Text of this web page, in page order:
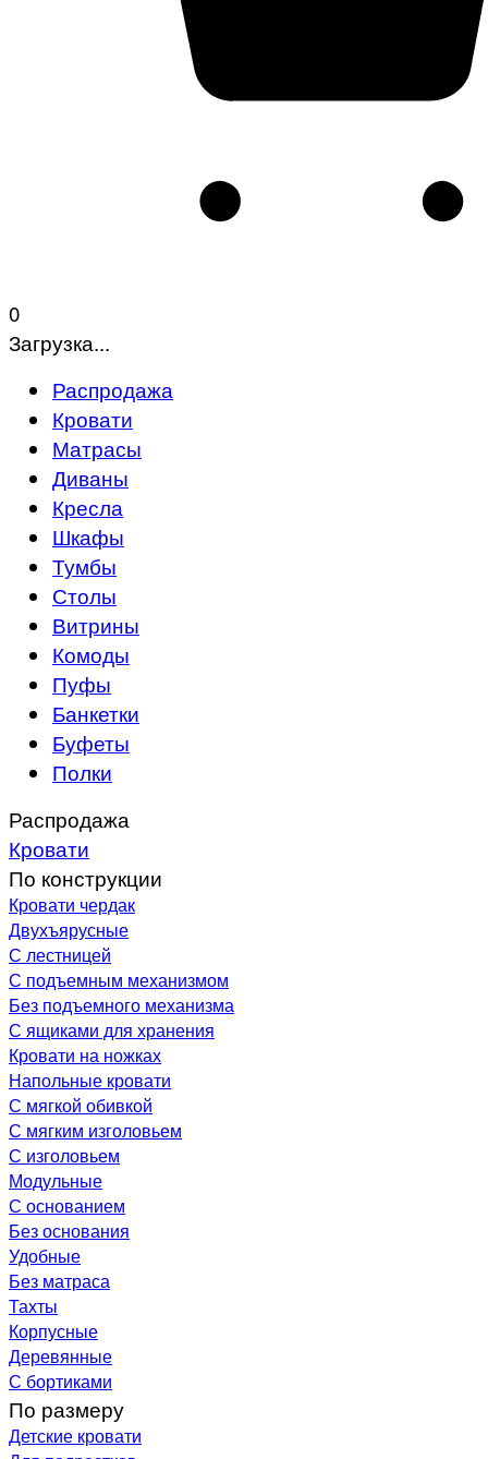
0
Загрузка...
Распродажа
Кровати
Матрасы
Диваны
Кресла
Шкафы
Тумбы
Столы
Витрины
Комоды
Пуфы
Банкетки
Буфеты
Полки
Распродажа
Кровати
По конструкции
Кровати чердак
Двухъярусные
С лестницей
С подъемным механизмом
Без подъемного механизма
С ящиками для хранения
Кровати на ножках
Напольные кровати
С мягкой обивкой
С мягким изголовьем
С изголовьем
Модульные
С основанием
Без основания
Удобные
Без матраса
Тахты
Корпусные
Деревянные
С бортиками
По размеру
Детские кровати